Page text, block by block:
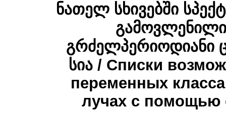
ნათელ სხივებში
გრძელპერიოდიანი
სია / Списки
переменных
лучах с помощью